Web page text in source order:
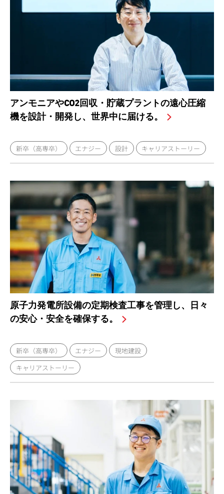
アンモニアやCO2回収・貯蔵プラントの遠心圧縮
機を設計・開発し、世界中に届ける。
新卒（高専卒） エナジー 設計 キャリアストーリー
原子力発電所設備の定期検査工事を管理し、日々
の安心・安全を確保する。
新卒（高専卒） エナジー
現地建設
キャリアストーリー